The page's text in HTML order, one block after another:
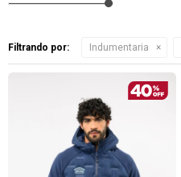
Filtrando por: Indumentaria